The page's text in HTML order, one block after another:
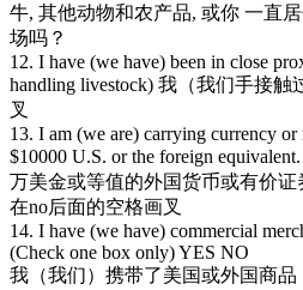
牛, 其他动物和农产品, 或你 一直
场吗？
12. I have (we have) been in close
handling livestock) 我（我们手接
叉
13. I am (we are) carrying currency
$10000 U.S. or the foreign
万美金或等值的外国货币或有价证
在no后面的空格画叉
14. I have (we have) commercial
(Check one box only) YES NO
我（我们）携带了美国或外国商